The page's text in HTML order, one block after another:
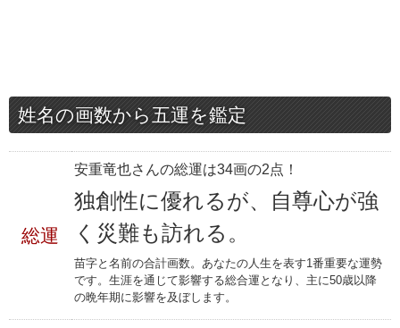
姓名の画数から五運を鑑定
総運
安重竜也さんの総運は34画の2点！
独創性に優れるが、自尊心が強
く災難も訪れる。
苗字と名前の合計画数。あなたの人生を表す1番重要な運勢
です。生涯を通じて影響する総合運となり、主に50歳以降
の晩年期に影響を及ぼします。